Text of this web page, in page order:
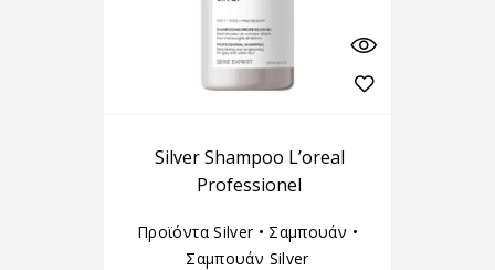
Silver Shampoo L’oreal
Professionel
Προϊόντα Silver• Σαμπουάν •
Σαμπουάν Silver